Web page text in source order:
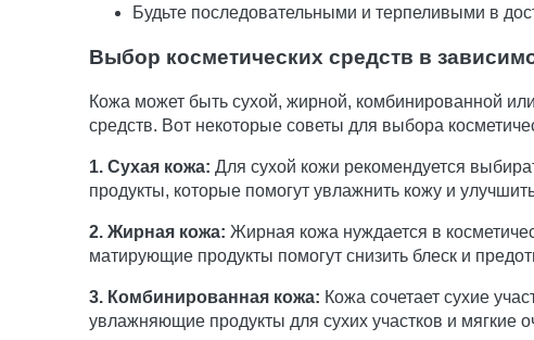
Будьте последовательными и терпеливыми в
Выбор косметических средств в
Кожа может быть сухой, жирной, комбинированной
средств. Вот некоторые советы для выбора
1. Сухая кожа: Для сухой кожи рекомендуется
продукты, которые помогут увлажнить кожу и
2. Жирная кожа: Жирная кожа нуждается в
матирующие продукты помогут снизить блеск и
3. Комбинированная кожа: Кожа сочетает сухие
увлажняющие продукты для сухих участков и мягкие